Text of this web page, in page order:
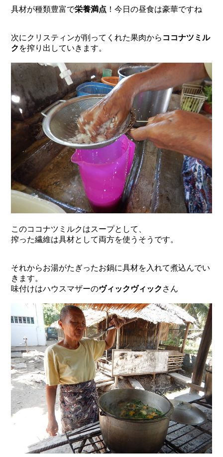
具材が種類豊富で栄養満点 ！今日の昼食は豪華ですね
次にクリスティンが削ってくれた果肉から ココナツミル
ク を搾り出していきます。
このココナツミルクはスープとして、
搾った繊維は具材として両方を使うそうです。
それからお湯がたぎったお鍋に具材を入れて煮込んでい
きます。
味付けはハウスマザーのヴィックヴィック さん